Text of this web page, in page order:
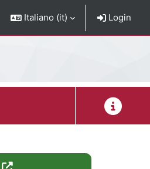
Italiano ‎(it)‎ Login